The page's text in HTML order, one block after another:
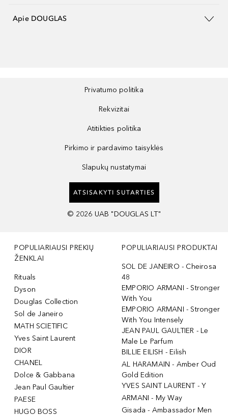
Apie DOUGLAS
Privatumo politika
Rekvizitai
Atitikties politika
Pirkimo ir pardavimo taisyklės
Slapukų nustatymai
ATSISAKYTI SUTARTIES
© 2026 UAB "DOUGLAS LT"
POPULIARIAUSI PREKIŲ
ŽENKLAI
Rituals
Dyson
Douglas Collection
Sol de Janeiro
MATH SCIETIFIC
Yves Saint Laurent
DIOR
CHANEL
Dolce & Gabbana
Jean Paul Gaultier
PAESE
HUGO BOSS
POPULIARIAUSI PRODUKTAI
SOL DE JANEIRO - Cheirosa
48
EMPORIO ARMANI - Stronger
With You
EMPORIO ARMANI - Stronger
With You Intensely
JEAN PAUL GAULTIER - Le
Male Le Parfum
BILLIE EILISH - Eilish
AL HARAMAIN - Amber Oud
Gold Edition
YVES SAINT LAURENT - Y
ARMANI - My Way
Gisada - Ambassador Men